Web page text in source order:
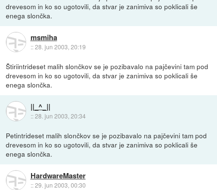
drevesom in ko so ugotovili, da stvar je zanimiva so poklicali še
enega slončka.
msmiha
::28. jun 2003, 20:19
Štiriintrideset malih slončkov se je pozibavalo na pajčevini tam pod
drevesom in ko so ugotovili, da stvar je zanimiva so poklicali še
enega slončka.
||_^_||
::28. jun 2003, 20:34
Petintrideset malih slončkov se je pozibavalo na pajčevini tam pod
drevesom in ko so ugotovili, da stvar je zanimiva so poklicali še
enega slončka.
HardwareMaster
::29. jun 2003, 00:30